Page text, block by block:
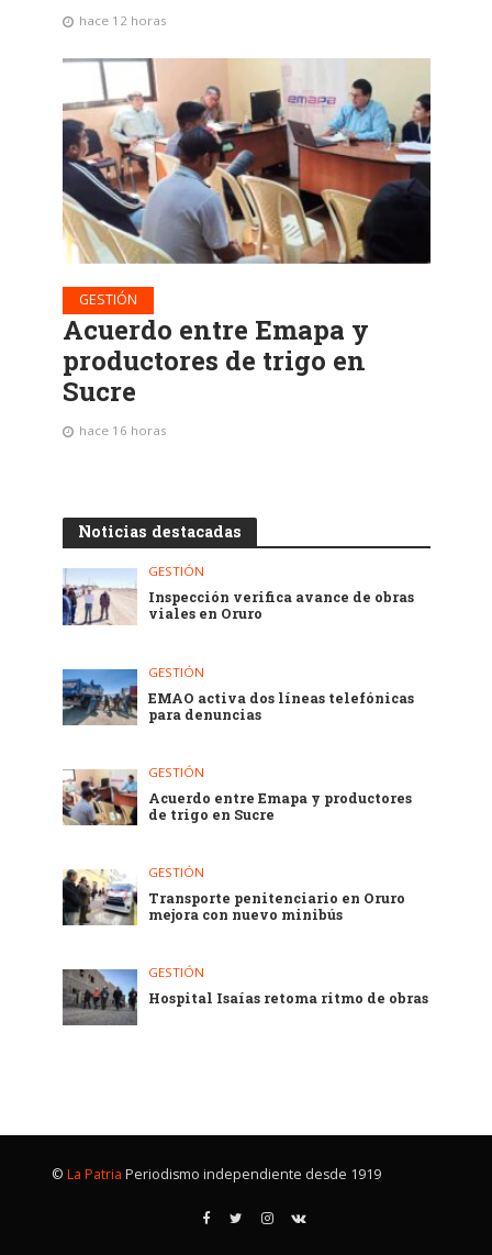
hace 12 horas
GESTIÓN
Acuerdo entre Emapa y
productores de trigo en
Sucre
hace 16 horas
Noticias destacadas
GESTIÓN
Inspección verifica avance de obras
viales en Oruro
GESTIÓN
EMAO activa dos líneas telefónicas
para denuncias
GESTIÓN
Acuerdo entre Emapa y productores
de trigo en Sucre
GESTIÓN
Transporte penitenciario en Oruro
mejora con nuevo minibús
GESTIÓN
Hospital Isaías retoma ritmo de obras
© La Patria Periodismo independiente desde 1919